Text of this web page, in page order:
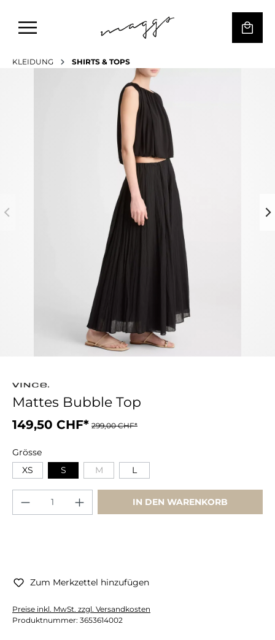
KLEIDUNG SHIRTS & TOPS
Mattes Bubble Top
149,50 CHF* 299,00 CHF*
Grösse
XS
S M L
IN DEN WARENKORB
Zum Merkzettel hinzufügen
Preise inkl. MwSt. zzgl. Versandkosten
Produktnummer: 3653614002